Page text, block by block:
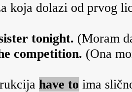
koja dolazi od prvog
tonight. (Moram
competition. (Ona
have to ima